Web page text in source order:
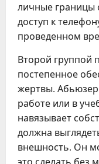
личные границы
доступ к
проведенном
Второй группой
постепенное
жертвы.
работе или в
навязывает
должна
внешность. Он